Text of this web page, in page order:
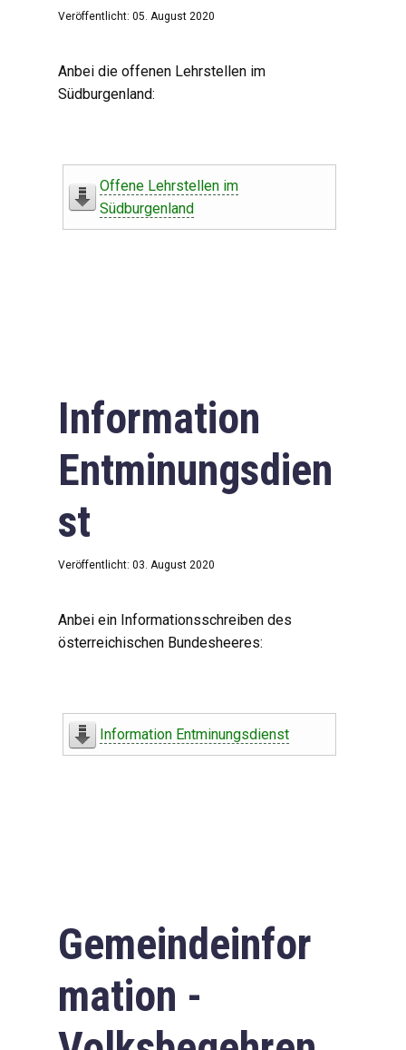
Veröffentlicht: 05. August 2020
Anbei die offenen Lehrstellen im
Südburgenland:
Offene Lehrstellen im
Südburgenland
Information
Entminungsdien
st
Veröffentlicht: 03. August 2020
Anbei ein Informationsschreiben des
österreichischen Bundesheeres:
Information Entminungsdienst
Gemeindeinfor
mation -